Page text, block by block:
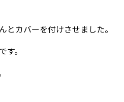
とカバーを付けさせました。
。